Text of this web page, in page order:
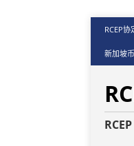
RCEP协
新加坡币